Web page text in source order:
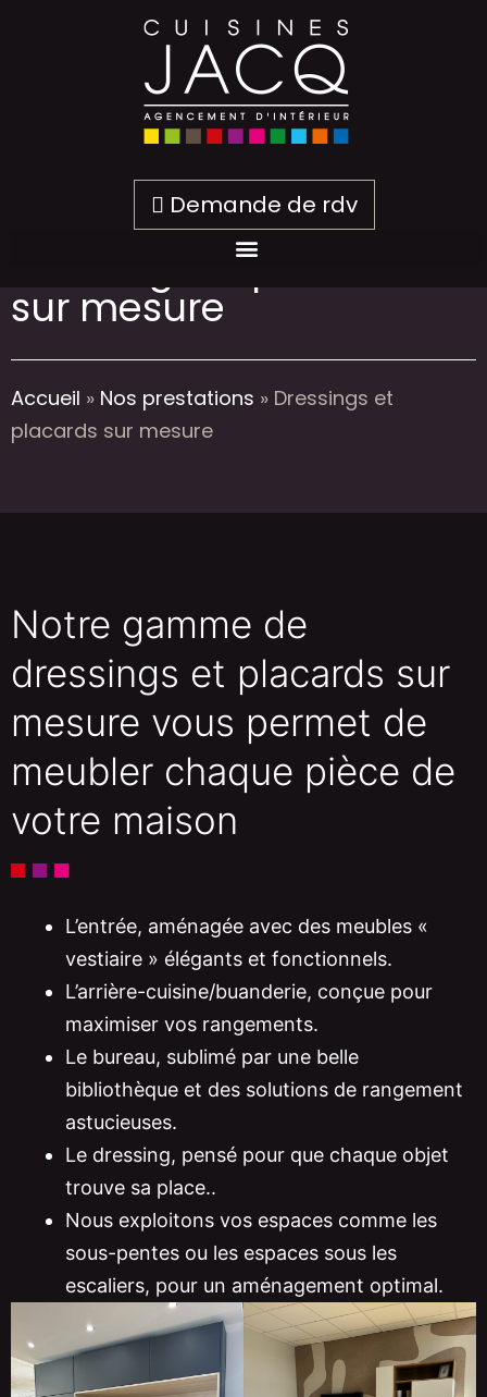
Demande de rdv
Dressings et placards
sur mesure
Accueil » Nos prestations » Dressings et
placards sur mesure
Notre gamme de
dressings et placards sur
mesure vous permet de
meubler chaque pièce de
votre maison
L’entrée, aménagée avec des meubles «
vestiaire » élégants et fonctionnels.
L’arrière-cuisine/buanderie, conçue pour
maximiser vos rangements.
Le bureau, sublimé par une belle
bibliothèque et des solutions de rangement
astucieuses.
Le dressing, pensé pour que chaque objet
trouve sa place..
Nous exploitons vos espaces comme les
sous-pentes ou les espaces sous les
escaliers, pour un aménagement optimal.